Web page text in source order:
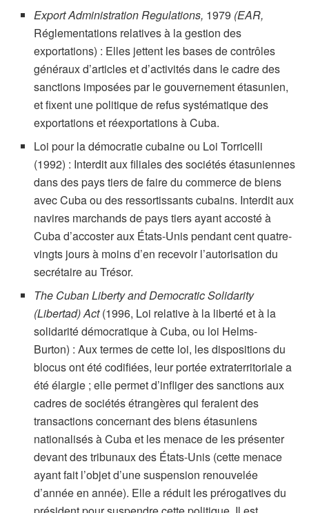
Export Administration Regulations, 1979 (EAR,
Réglementations relatives à la gestion des
exportations) : Elles jettent les bases de contrôles
généraux d’articles et d’activités dans le cadre des
sanctions imposées par le gouvernement étasunien,
et fixent une politique de refus systématique des
exportations et réexportations à Cuba.
Loi pour la démocratie cubaine ou Loi Torricelli
(1992) : Interdit aux filiales des sociétés étasuniennes
dans des pays tiers de faire du commerce de biens
avec Cuba ou des ressortissants cubains. Interdit aux
navires marchands de pays tiers ayant accosté à
Cuba d’accoster aux États-Unis pendant cent quatre-
vingts jours à moins d’en recevoir l’autorisation du
secrétaire au Trésor.
The Cuban Liberty and Democratic Solidarity
(Libertad) Act(1996, Loi relative à la liberté et à la
solidarité démocratique à Cuba, ou loi Helms-
Burton) : Aux termes de cette loi, les dispositions du
blocus ont été codifiées, leur portée extraterritoriale a
été élargie ; elle permet d’infliger des sanctions aux
cadres de sociétés étrangères qui feraient des
transactions concernant des biens étasuniens
nationalisés à Cuba et les menace de les présenter
devant des tribunaux des États-Unis (cette menace
ayant fait l’objet d’une suspension renouvelée
d’année en année). Elle a réduit les prérogatives du